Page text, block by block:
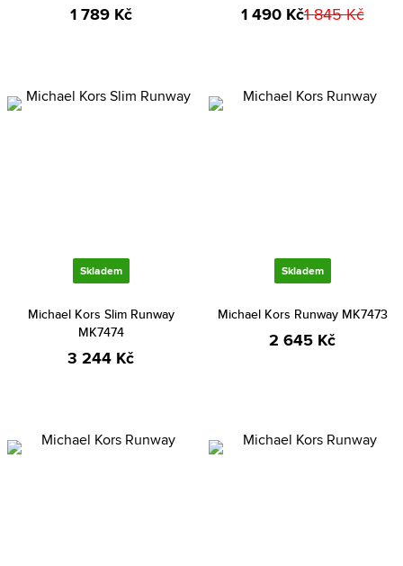
1 789 Kč 1 490 Kč1 845 Kč
Skladem
Michael Kors Slim Runway
MK7474
3 244 Kč
Skladem
Michael Kors Runway MK7473
2 645 Kč